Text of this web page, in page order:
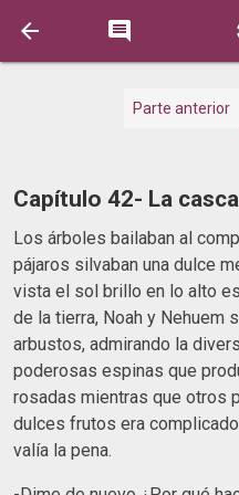
 
Parte anterior
Capítulo 42- La
Los árboles bailaban al
pájaros silvaban una dulce
vista el sol brillo en lo alto
de la tierra, Noah y Nehuem
arbustos, admirando la
poderosas espinas que
rosadas mientras que otros
dulces frutos era
valía la pena.